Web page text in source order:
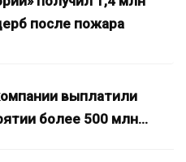
после пожара
выплатили
более 500 млн…